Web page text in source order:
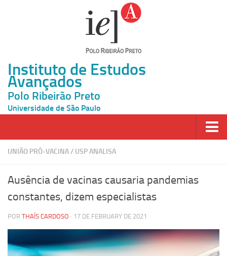
Instituto de Estudos
Avançados
Polo Ribeirão Preto
Universidade de São Paulo
Página Inicial
Inscrição
Pesquisa
UNIÃO PRÓ-VACINA/ USP ANALISA
Ausência de vacinas causaria pandemias
constantes, dizem especialistas
POR THAÍS CARDOSO · 17 DE FEBRUARY DE 2021